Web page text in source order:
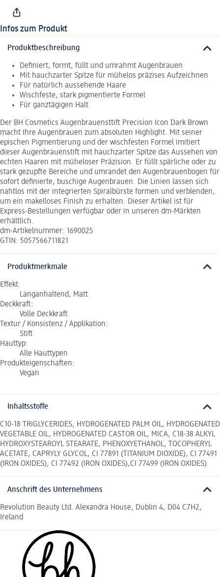
Infos zum Produkt
Produktbeschreibung
Definiert, formt, füllt und umrahmt Augenbrauen
Mit hauchzarter Spitze für mühelos präzises Aufzeichnen
Für natürlich aussehende Haare
Wischfeste, stark pigmentierte Formel
Für ganztägigen Halt
Der BH Cosmetics Augenbrauensttift Precision Icon Dark Brown
macht Ihre Augenbrauen zum absoluten Highlight. Mit seiner
epischen Pigmentierung und der wischfesten Formel imitiert
dieser Augenbrauenstift mit hauchzarter Spitze das Aussehen von
echten Haaren mit müheloser Präzision. Er füllt spärliche oder zu
stark gezupfte Bereiche und umrandet den Augenbrauenbogen für
sofort definierte, buschige Augenbrauen. Die Linien lassen sich
nahtlos mit der integrierten Spiralbürste formen und verblenden,
um ein makelloses Finish zu erhalten. Dieser Artikel ist für
Express-Bestellungen verfügbar oder in unseren dm-Märkten
erhältlich.
dm-Artikelnummer: 1690025
GTIN: 5057566711821
Produktmerkmale
Effekt:
Langanhaltend, Matt
Deckkraft:
Volle Deckkraft
Textur / Konsistenz / Applikation:
Stift
Hauttyp:
Alle Hauttypen
Produkteigenschaften:
Vegan
Inhaltsstoffe
C10-18 TRIGLYCERIDES, HYDROGENATED PALM OIL, HYDROGENATED
VEGETABLE OIL, HYDROGENATED CASTOR OIL, MICA, C18-38 ALKYL
HYDROXYSTEAROYL STEARATE, PHENOXYETHANOL, TOCOPHERYL
ACETATE, CAPRYLY GLYCOL, CI 77891 (TITANIUM DIOXIDE), CI 77491
(IRON OXIDES), CI 77492 (IRON OXIDES),CI 77499 (IRON OXIDES).
Anschrift des Unternehmens
Revolution Beauty Ltd. Alexandra House, Dublin 4, D04 C7H2,
Ireland